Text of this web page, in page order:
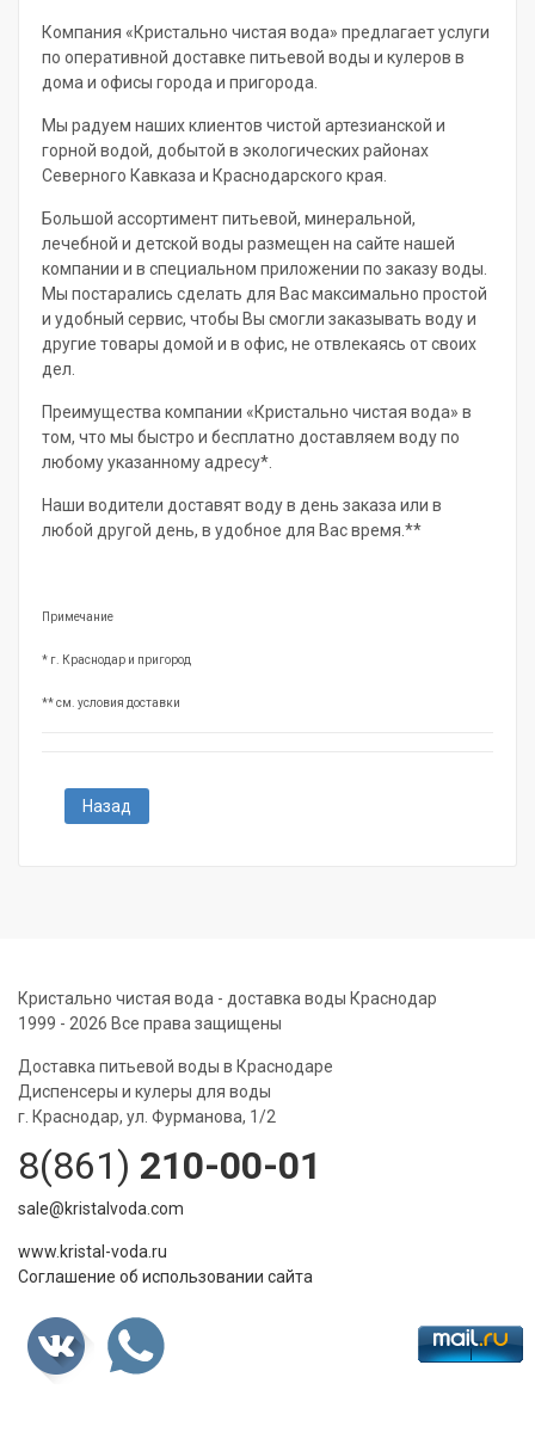
Компания «Кристально чистая вода» предлагает услуги
по оперативной доставке питьевой воды и кулеров в
дома и офисы города и пригорода.
Мы радуем наших клиентов чистой артезианской и
горной водой, добытой в экологических районах
Северного Кавказа и Краснодарского края.
Большой ассортимент питьевой, минеральной,
лечебной и детской воды размещен на сайте нашей
компании и в специальном приложении по заказу воды.
Мы постарались сделать для Вас максимально простой
и удобный сервис, чтобы Вы смогли заказывать воду и
другие товары домой и в офис, не отвлекаясь от своих
дел.
Преимущества компании «Кристально чистая вода» в
том, что мы быстро и бесплатно доставляем воду по
любому указанному адресу*.
Наши водители доставят воду в день заказа или в
любой другой день, в удобное для Вас время.**
Примечание
* г. Краснодар и пригород
** см. условия доставки
Назад
Кристально чистая вода - доставка воды Краснодар
1999 - 2026 Все права защищены
Доставка питьевой воды в Краснодаре
Диспенсеры и кулеры для воды
г. Краснодар, ул. Фурманова, 1/2
8(861) 210-00-01
sale@kristalvoda.com
www.kristal-voda.ru
Соглашение об использовании сайта